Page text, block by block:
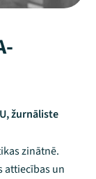
žurnāliste
zinātnē.
attiecības un